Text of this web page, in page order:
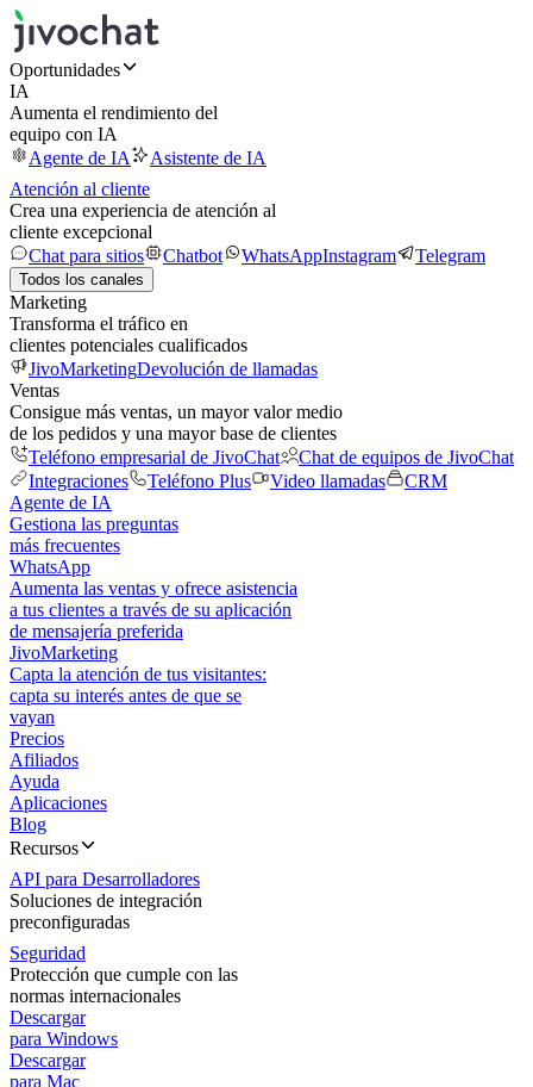
Oportunidades
IA
Aumenta el rendimiento del
equipo con IA
Agente de IA
Asistente de IA
Atención al cliente
Crea una experiencia de atención al
cliente excepcional
Chat para sitios
Chatbot WhatsAppInstagram Telegram
Todos los canales
Marketing
Transforma el tráfico en
clientes potenciales cualificados
JivoMarketingDevolución de llamadas
Ventas
Consigue más ventas, un mayor valor medio
de los pedidos y una mayor base de clientes
Teléfono empresarial de JivoChat
Chat de equipos de JivoChat
Integraciones
Teléfono Plus Video llamadas
CRM
Agente de IA
Gestiona las preguntas
más frecuentes
WhatsApp
Aumenta las ventas y ofrece asistencia
a tus clientes a través de su aplicación
de mensajería preferida
JivoMarketing
Capta la atención de tus visitantes:
capta su interés antes de que se
vayan
Precios
Afiliados
Ayuda
Aplicaciones
Blog
Recursos
API para Desarrolladores
Soluciones de integración
preconfiguradas
Seguridad
Protección que cumple con las
normas internacionales
Descargar
para Windows
Descargar
para Mac